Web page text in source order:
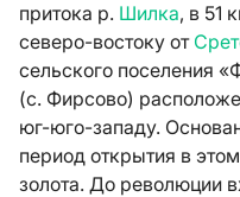
притока р. Шилка, в 51
северо-востоку от
сельского поселения
(с. Фирсово)
юг-юго-западу.
период открытия в
золота. До революции